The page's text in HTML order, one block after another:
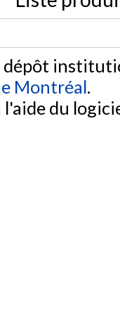
dépôt
Montréal.
l'aide du